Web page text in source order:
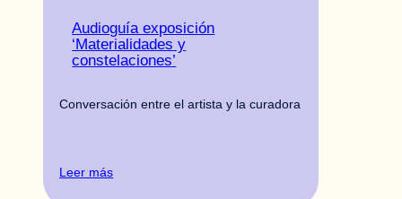
Audioguía exposición
‘Materialidades y
constelaciones’
Conversación entre el artista y la curadora
Leer más